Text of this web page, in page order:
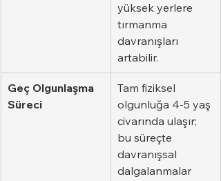
yüksek yerlere
tırmanma
davranışları
artabilir.
Geç Olgunlaşma
Süreci
Tam fiziksel
olgunluğa 4-5 yaş
civarında ulaşır;
bu süreçte
davranışsal
dalgalanmalar